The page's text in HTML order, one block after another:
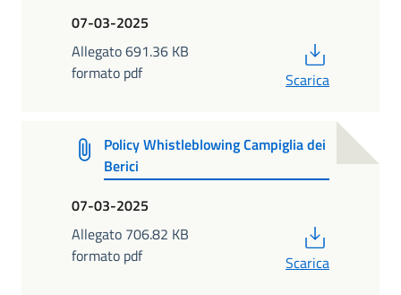
07-03-2025
Allegato 691.36 KB
formato pdf
Scarica
Policy Whistleblowing Campiglia dei
Berici
07-03-2025
Allegato 706.82 KB
formato pdf
Scarica